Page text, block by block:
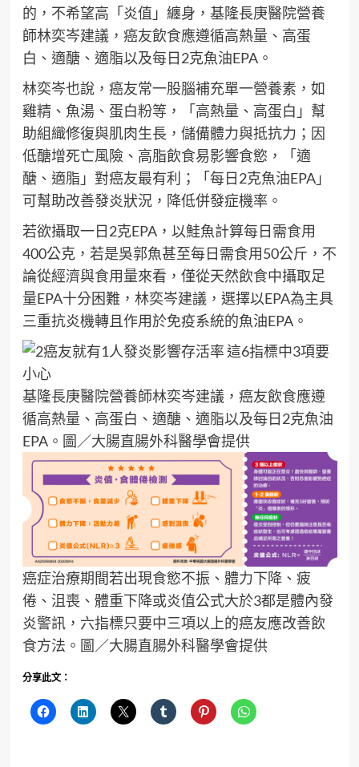
的，不希望高「炎值」纏身，基隆長庚醫院營養
師林奕岑建議，癌友飲食應遵循高熱量、高蛋
白、適醣、適脂以及每日2克魚油EPA。
林奕岑也說，癌友常一股腦補充單一營養素，如
雞精、魚湯、蛋白粉等，「高熱量、高蛋白」幫
助組織修復與肌肉生長，儲備體力與抵抗力；因
低醣增死亡風險、高脂飲食易影響食慾，「適
醣、適脂」對癌友最有利；「每日2克魚油EPA」
可幫助改善發炎狀況，降低併發症機率。
若欲攝取一日2克EPA，以鮭魚計算每日需食用
400公克，若是吳郭魚甚至每日需食用50公斤，不
論從經濟與食用量來看，僅從天然飲食中攝取足
量EPA十分困難，林奕岑建議，選擇以EPA為主具
三重抗炎機轉且作用於免疫系統的魚油EPA。
基隆長庚醫院營養師林奕岑建議，癌友飲食應遵
循高熱量、高蛋白、適醣、適脂以及每日2克魚油
EPA。圖／大腸直腸外科醫學會提供
癌症治療期間若出現食慾不振、體力下降、疲
倦、沮喪、體重下降或炎值公式大於3都是體內發
炎警訊，六指標只要中三項以上的癌友應改善飲
食方法。圖／大腸直腸外科醫學會提供
分享此文：